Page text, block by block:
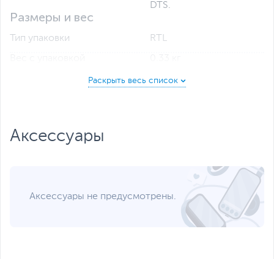
DTS.
Размеры и вес
Тип упаковки RTL
Если вы заметили ошибку или неточность в описании товара,
пожалуйста, выделите текст с ошибкой и нажмите Ctrl+Enter.
могут отличаться от указанных или могут быть изменены
Аксессуары
Аксессуары не предусмотрены.